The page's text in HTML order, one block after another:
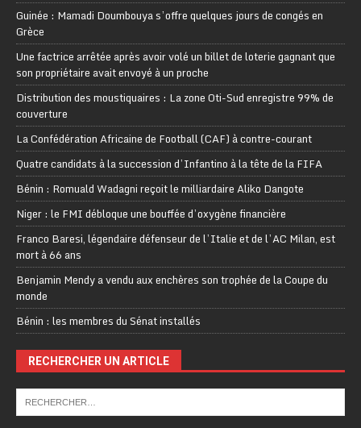
Guinée : Mamadi Doumbouya s’offre quelques jours de congés en
Grèce
Une factrice arrêtée après avoir volé un billet de loterie gagnant que
son propriétaire avait envoyé à un proche
Distribution des moustiquaires : La zone Oti-Sud enregistre 99% de
couverture
La Confédération Africaine de Football (CAF) à contre-courant
Quatre candidats à la succession d’Infantino à la tête de la FIFA
Bénin : Romuald Wadagni reçoit le milliardaire Aliko Dangote
Niger : le FMI débloque une bouffée d’oxygène financière
Franco Baresi, légendaire défenseur de l’Italie et de l’AC Milan, est
mort à 66 ans
Benjamin Mendy a vendu aux enchères son trophée de la Coupe du
monde
Bénin : les membres du Sénat installés
RECHERCHER UN ARTICLE